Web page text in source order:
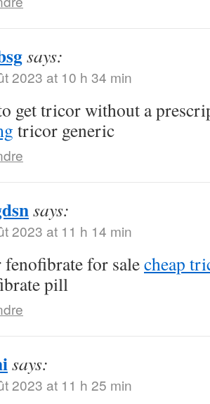
says:
2023 at 10 h 34 min
get tricor without a
tricor generic
says:
2023 at 11 h 14 min
fenofibrate for salecheap
pill
says:
2023 at 11 h 25 min